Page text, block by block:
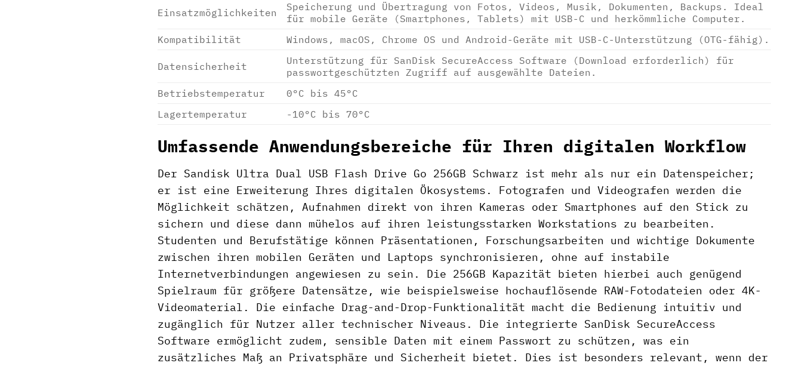
Einsatzmöglichkeiten
Speicherung und Übertragung von Fotos, Videos, Musik, Dokumenten, Backups. Ideal
für mobile Geräte (Smartphones, Tablets) mit USB-C und herkömmliche Computer.
Kompatibilität
Windows, macOS, Chrome OS und Android-Geräte mit USB-C-Unterstützung (OTG-fähig).
Datensicherheit
Unterstützung für SanDisk SecureAccess Software (Download erforderlich) für
passwortgeschützten Zugriff auf ausgewählte Dateien.
Betriebstemperatur
0°C bis 45°C
Lagertemperatur
-10°C bis 70°C
Umfassende Anwendungsbereiche für Ihren digitalen Workflow
Der Sandisk Ultra Dual USB Flash Drive Go 256GB Schwarz ist mehr als nur ein Datenspeicher;
er ist eine Erweiterung Ihres digitalen Ökosystems. Fotografen und Videografen werden die
Möglichkeit schätzen, Aufnahmen direkt von ihren Kameras oder Smartphones auf den Stick zu
sichern und diese dann mühelos auf ihren leistungsstarken Workstations zu bearbeiten.
Studenten und Berufstätige können Präsentationen, Forschungsarbeiten und wichtige Dokumente
zwischen ihren mobilen Geräten und Laptops synchronisieren, ohne auf instabile
Internetverbindungen angewiesen zu sein. Die 256GB Kapazität bieten hierbei auch genügend
Spielraum für größere Datensätze, wie beispielsweise hochauflösende RAW-Fotodateien oder 4K-
Videomaterial. Die einfache Drag-and-Drop-Funktionalität macht die Bedienung intuitiv und
zugänglich für Nutzer aller technischer Niveaus. Die integrierte SanDisk SecureAccess
Software ermöglicht zudem, sensible Daten mit einem Passwort zu schützen, was ein
zusätzliches Maß an Privatsphäre und Sicherheit bietet. Dies ist besonders relevant, wenn der